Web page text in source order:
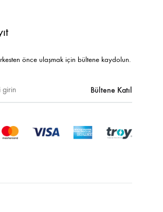
önce ulaşmak için bültene kaydolun.